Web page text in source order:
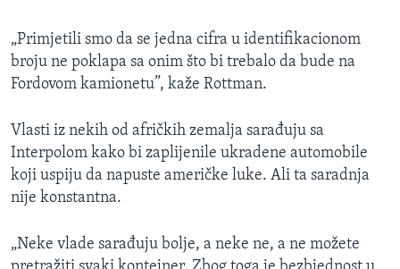
„Primjetili smo da se jedna cifra u identifikacionom
broju ne poklapa sa onim što bi trebalo da bude na
Fordovom kamionetu”, kaže Rottman.
Vlasti iz nekih od afričkih zemalja sarađuju sa
Interpolom kako bi zaplijenile ukradene automobile
koji uspiju da napuste američke luke. Ali ta saradnja
nije konstantna.
„Neke vlade sarađuju bolje, a neke ne, a ne možete